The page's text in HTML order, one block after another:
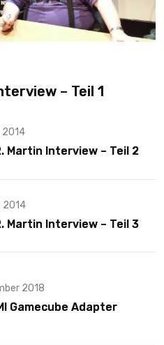
– Teil 1
2014
Martin Interview – Teil 2
2014
Martin Interview – Teil 3
2018
Gamecube Adapter